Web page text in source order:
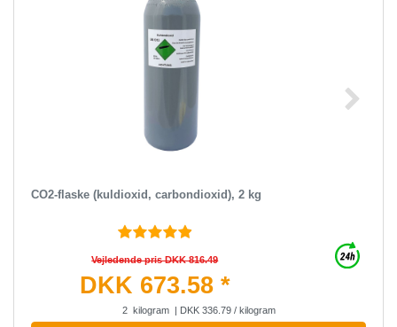
CO2-flaske (kuldioxid, carbondioxid), 2 kg
Vejledende pris DKK 816.49
DKK 673.58 *
2 kilogram | DKK 336.79 / kilogram